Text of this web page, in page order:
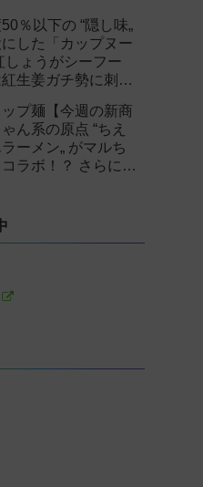
％以下の “隠し味„
した「カップヌー
しょうがシーフー
紅生姜ガチ勢に刺さ
プ麺【今週の新商
ん系の原点 “ちえ
ーメン„ がマルち
ラボ！？ さらに